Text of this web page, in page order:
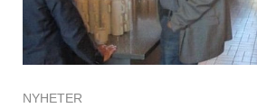
NYHETER